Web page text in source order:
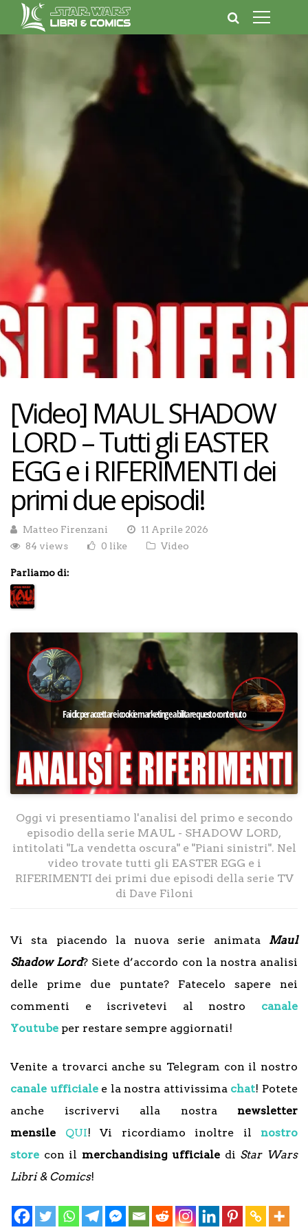
[Video] MAUL SHADOW
LORD – Tutti gli EASTER
EGG e i RIFERIMENTI dei
primi due episodi!
Matteo Firenzani
11 Aprile 2026
84 views
0 like Video
Parliamo di:
Fai clic per accettare i cookie marketing e abilitare questo contenuto
Oggi vi presentiamo l'analisi del primo e secondo
episodio della serie MAUL - SHADOW LORD,
intitolati "La vendetta oscura" e "Piani sinistri". Nel
video trovate tutti gli EASTER EGG e i
RIFERIMENTI dei primi due episodi della serie TV
di Dave Filoni
Vi sta piacendo la nuova serie animata Maul
Shadow Lord? Siete d’accordo con la nostra analisi
delle prime due puntate? Fatecelo sapere nei
commenti e iscrivetevi al nostro canale
Youtube per restare sempre aggiornati!
Venite a trovarci anche su Telegram con il nostro
canale ufficialee la nostra attivissima chat! Potete
anche iscrivervi alla nostra newsletter
mensile
QUI! Vi ricordiamo inoltre il nostro
store con il merchandising ufficiale di Star Wars
Libri & Comics!